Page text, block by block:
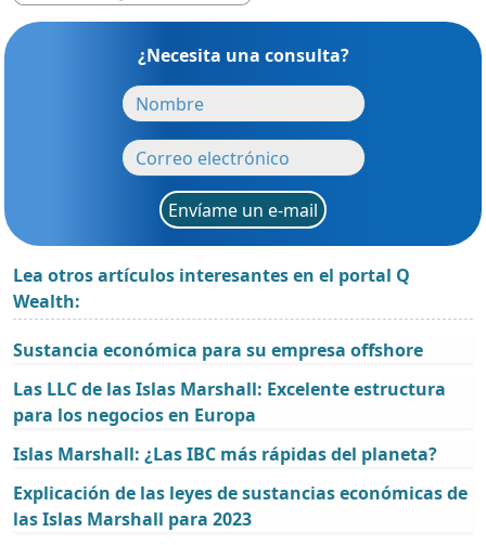
¿Necesita una consulta?
Envíame un e-mail
Lea otros artículos interesantes en el portal Q
Wealth:
Sustancia económica para su empresa offshore
Las LLC de las Islas Marshall: Excelente estructura
para los negocios en Europa
Islas Marshall: ¿Las IBC más rápidas del planeta?
Explicación de las leyes de sustancias económicas de
las Islas Marshall para 2023